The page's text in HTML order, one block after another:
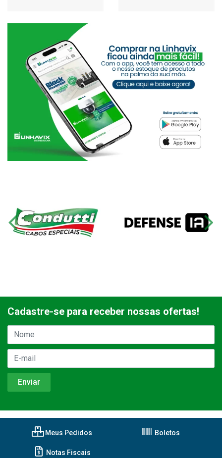
Cadastre-se para receber nossas ofertas!
Meus Pedidos Boletos
Notas Fiscais